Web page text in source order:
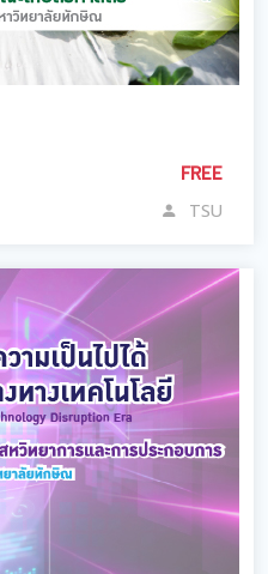
FREE
TSU